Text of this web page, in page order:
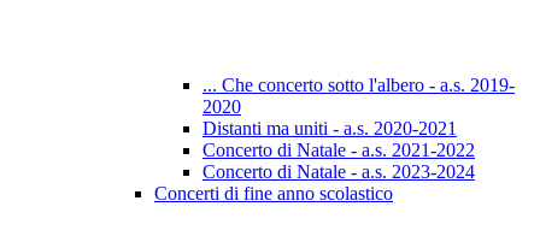
... Che concerto sotto l'albero - a.s. 2019-
2020
Distanti ma uniti - a.s. 2020-2021
Concerto di Natale - a.s. 2021-2022
Concerto di Natale - a.s. 2023-2024
Concerti di fine anno scolastico